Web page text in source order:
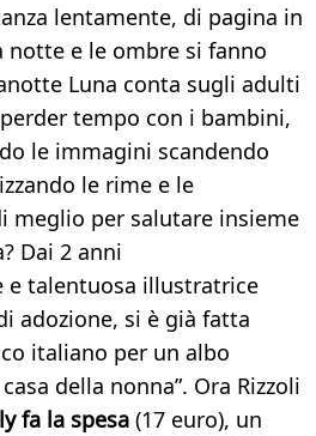
lentamente, di pagina in
notte e le ombre si fanno
Luna conta sugli adulti
tempo con i bambini,
le immagini scandendo
le rime e le
meglio per salutare insieme
Dai 2 anni
e talentuosa illustratrice
adozione, si è già fatta
italiano per un albo
della nonna”. Ora Rizzoli
fa la spesa (17 euro), un